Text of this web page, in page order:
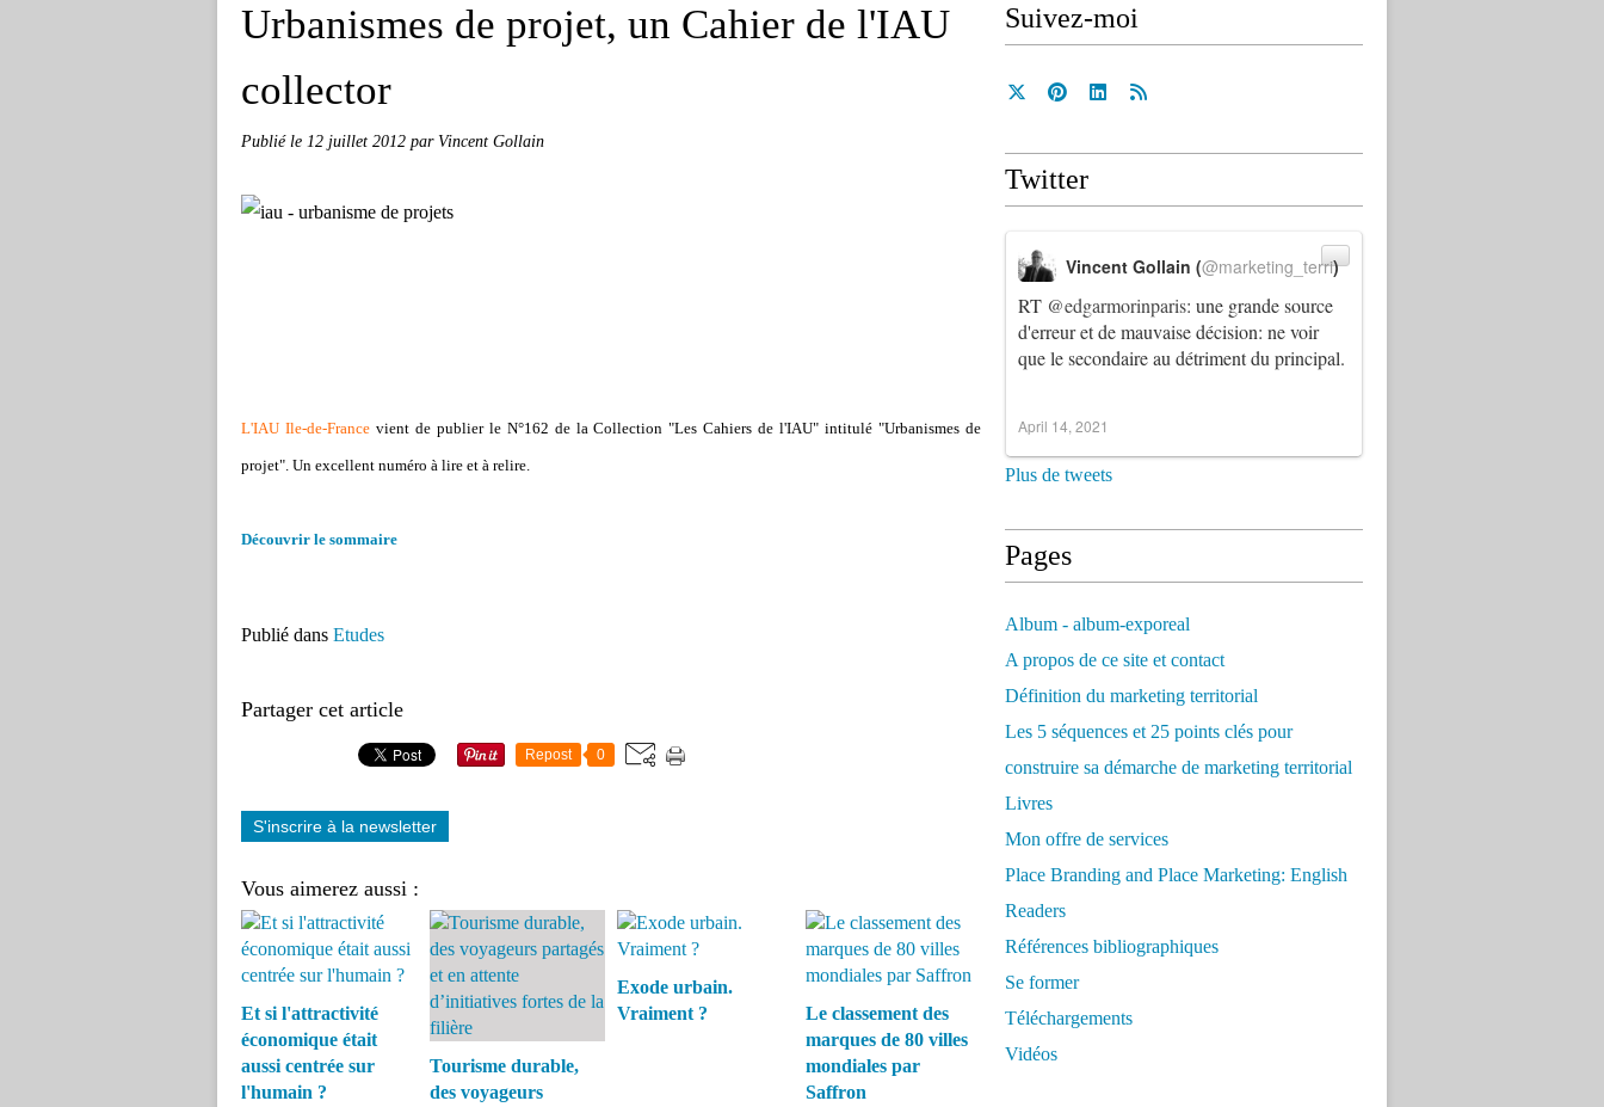
Urbanismes de projet, un Cahier de l'IAU
collector
Publié le 12 juillet 2012 par Vincent Gollain
L'IAU Ile-de-Francevient de publier le N°162 de la Collection "Les Cahiers de l'IAU" intitulé "Urbanismes de
projet". Un excellent numéro à lire et à relire.
Découvrir le sommaire
Publié dans Etudes
Partager cet article
Repost 0
S'inscrire à la newsletter
Vous aimerez aussi :
Et si l'attractivité
économique était
aussi centrée sur
l'humain ?
Tourisme durable,
des voyageurs
Exode urbain.
Vraiment ?
Le classement des
marques de 80 villes
mondiales par
Saffron
Suivez-moi
Twitter
RT @edgarmorinparis: une grande source
d'erreur et de mauvaise décision: ne voir
que le secondaire au détriment du principal.
Vincent Gollain (@marketing_terri)
April 14, 2021
Plus de tweets
Pages
Album - album-exporeal
A propos de ce site et contact
Définition du marketing territorial
Les 5 séquences et 25 points clés pour
construire sa démarche de marketing territorial
Livres
Mon offre de services
Place Branding and Place Marketing: English
Readers
Références bibliographiques
Se former
Téléchargements
Vidéos